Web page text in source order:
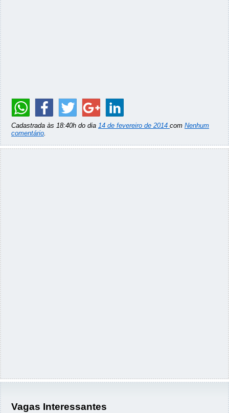
Cadastrada às 18:40h do dia 14 de fevereiro de 2014 com Nenhum
comentário.
Vagas Interessantes